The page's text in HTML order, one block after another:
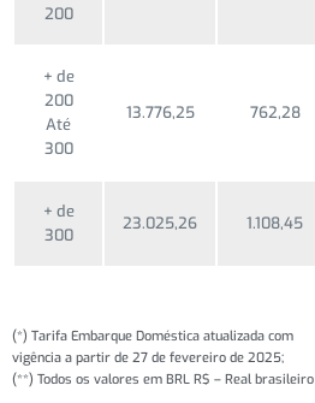
200
+ de
200
Até
300
13.776,25 762,28
+ de
300
23.025,26 1.108,45
(*) Tarifa Embarque Doméstica atualizada com
vigência a partir de 27 de fevereiro de 2025;
(**) Todos os valores em BRL R$ – Real brasileiro